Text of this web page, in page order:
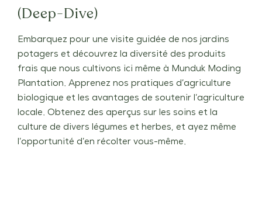
(Deep-Dive)
Embarquez pour une visite guidée de nos jardins
potagers et découvrez la diversité des produits
frais que nous cultivons ici même à Munduk Moding
Plantation. Apprenez nos pratiques d’agriculture
biologique et les avantages de soutenir l’agriculture
locale. Obtenez des aperçus sur les soins et la
culture de divers légumes et herbes, et ayez même
l’opportunité d’en récolter vous-même.